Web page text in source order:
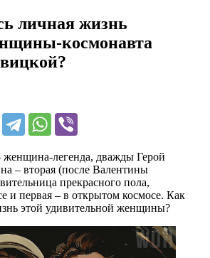
личная жизнь
космонавта
женщина-легенда, дважды Герой
– вторая (после Валентины
прекрасного пола,
и первая – в открытом космосе. Как
этой удивительной женщины?